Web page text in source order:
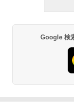
Google 検